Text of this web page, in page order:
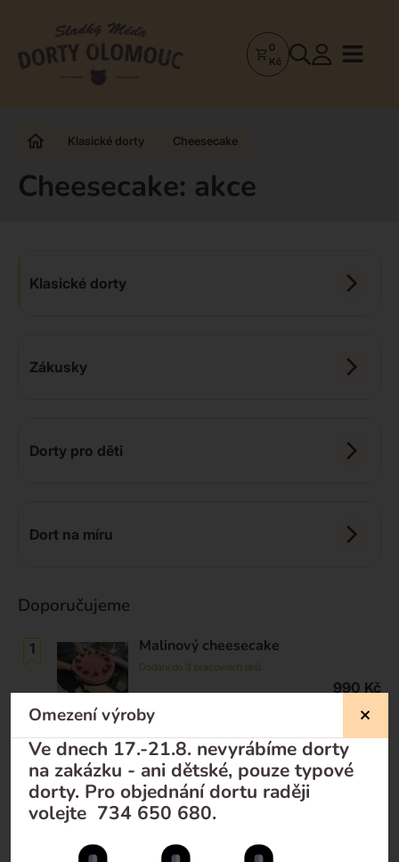
Dorty
dorty
poctivá
0
Kč
Klasické dorty Cheesecake
Cheesecake: akce
Klasické dorty
Zákusky
Dorty pro děti
Dort na míru
Doporučujeme
Malinový cheesecake
Dodání do 3 pracovních dnů
990 Kč
Toffifee cheesecake
Dodání do 3 pracovních dnů
1 050
Omezení výroby
Ve dnech 17.-21.8. nevyrábíme dorty
na zakázku - ani dětské, pouze typové
dorty. Pro objednání dortu raději
volejte 734 650 680.